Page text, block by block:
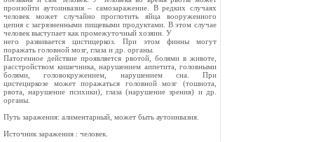
произойти аутоинвазия – самозаражение. В редких случаях
человек может случайно проглотить яйца вооруженного
цепня с загрязненными пищевыми продуктами. В этом случае
человек выступает как промежуточный хозяин. У
него развивается цистицеркоз. При этом финны могут
поражать головной мозг, глаза и др. органы.
Патогенное действие проявляется рвотой, болями в животе,
расстройством кишечника, нарушением аппетита, головными
болями, головокружением, нарушением сна. При
цистециркозе может поражаться головной мозг (тошнота,
рвота, нарушение психики), глаза (нарушение зрения) и др.
органы.
Путь заражения: алиментарный, может быть аутоинвазия.
Источник заражения : человек.